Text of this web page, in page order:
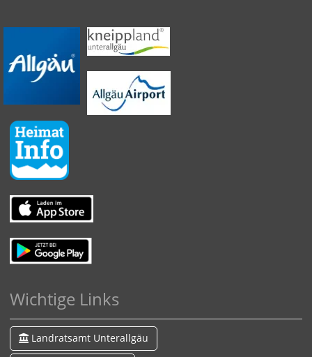
Wichtige Links
Landratsamt Unterallgäu